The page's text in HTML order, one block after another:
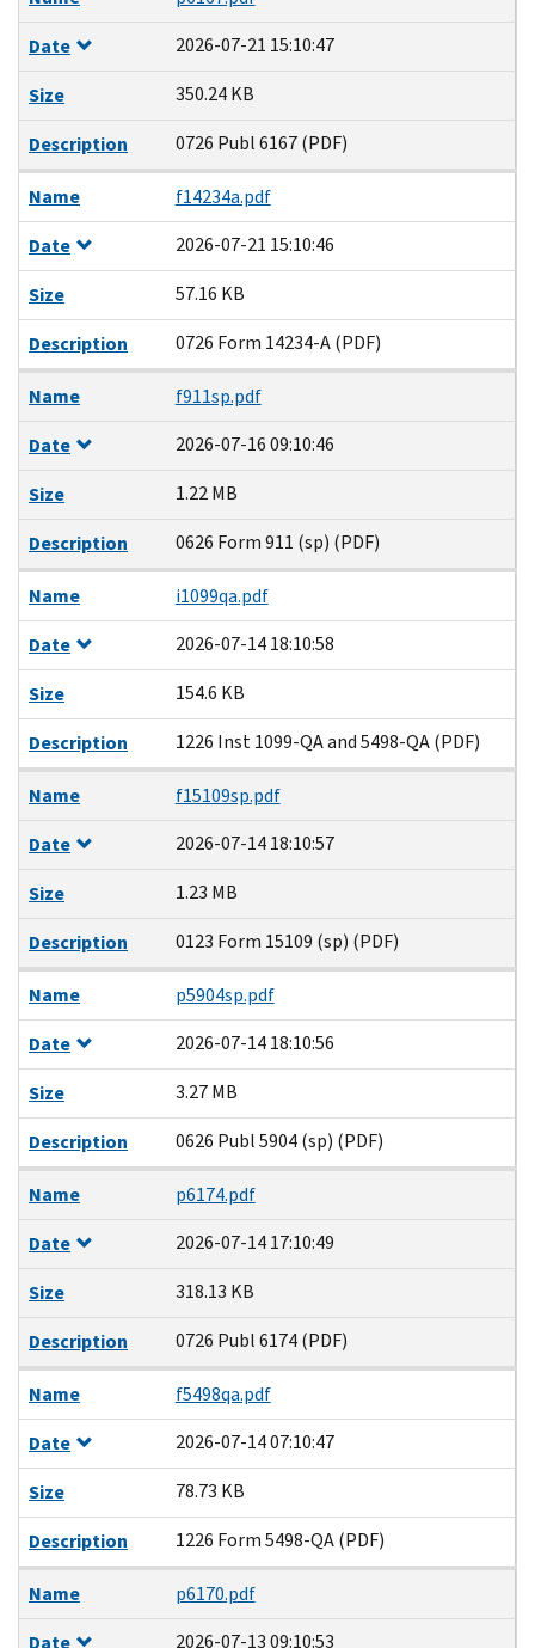
Date
2026-07-21 15:10:47
Size
350.24 KB
Description
0726 Publ 6167 (PDF)
Name
f14234a.pdf
Date
2026-07-21 15:10:46
Size
57.16 KB
Description
0726 Form 14234-A (PDF)
Name
f911sp.pdf
Date
2026-07-16 09:10:46
Size
1.22 MB
Description
0626 Form 911 (sp) (PDF)
Name
i1099qa.pdf
Date
2026-07-14 18:10:58
Size
154.6 KB
Description
1226 Inst 1099-QA and 5498-QA (PDF)
Name
f15109sp.pdf
Date
2026-07-14 18:10:57
Size
1.23 MB
Description
0123 Form 15109 (sp) (PDF)
Name
p5904sp.pdf
Date
2026-07-14 18:10:56
Size
3.27 MB
Description
0626 Publ 5904 (sp) (PDF)
Name
p6174.pdf
Date
2026-07-14 17:10:49
Size
318.13 KB
Description
0726 Publ 6174 (PDF)
Name
f5498qa.pdf
Date
2026-07-14 07:10:47
Size
78.73 KB
Description
1226 Form 5498-QA (PDF)
Name
p6170.pdf
Date
2026-07-13 09:10:53